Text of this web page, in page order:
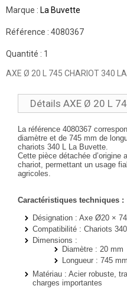
Marque : La Buvette
Référence : 4080367
Quantité : 1
AXE Ø 20 L 745 CHARIOT 340
Détails AXE Ø 20 L
La référence 4080367
diamètre et de 745 mm de
chariots 340 L La Buvette.
Cette pièce détachée
chariot, permettant un usage
agricoles.
Caractéristiques techniques :
Désignation : Axe Ø20 ×
Compatibilité : Chariots
Dimensions :
Diamètre : 20 mm
Longueur : 745 mm
Matériau : Acier robuste,
charges importantes